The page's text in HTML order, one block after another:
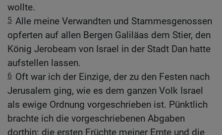
wollte.
5 Alle meine Verwandten und Stammesgenossen
opferten auf allen Bergen Galiläas dem Stier, den
König Jerobeam von Israel in der Stadt Dan hatte
aufstellen lassen.
6 Oft war ich der Einzige, der zu den Festen nach
Jerusalem ging, wie es dem ganzen Volk Israel
als ewige Ordnung vorgeschrieben ist. Pünktlich
brachte ich die vorgeschriebenen Abgaben
dorthin: die ersten Früchte meiner Ernte und die